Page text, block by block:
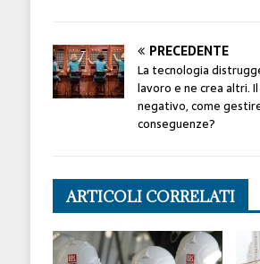
PRECEDENTE
La tecnologia
lavoro e ne crea altri.
negativo, come
conseguenze?
ARTICOLI CORRELATI